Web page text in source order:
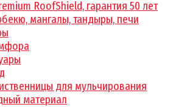
RoofShield, гарантия 50 лет
мангалы, тандыры, печи
для мульчирования
материал